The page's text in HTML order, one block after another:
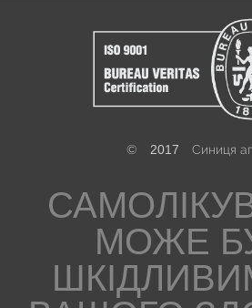
© 2017 Синиця
МОЖЕ